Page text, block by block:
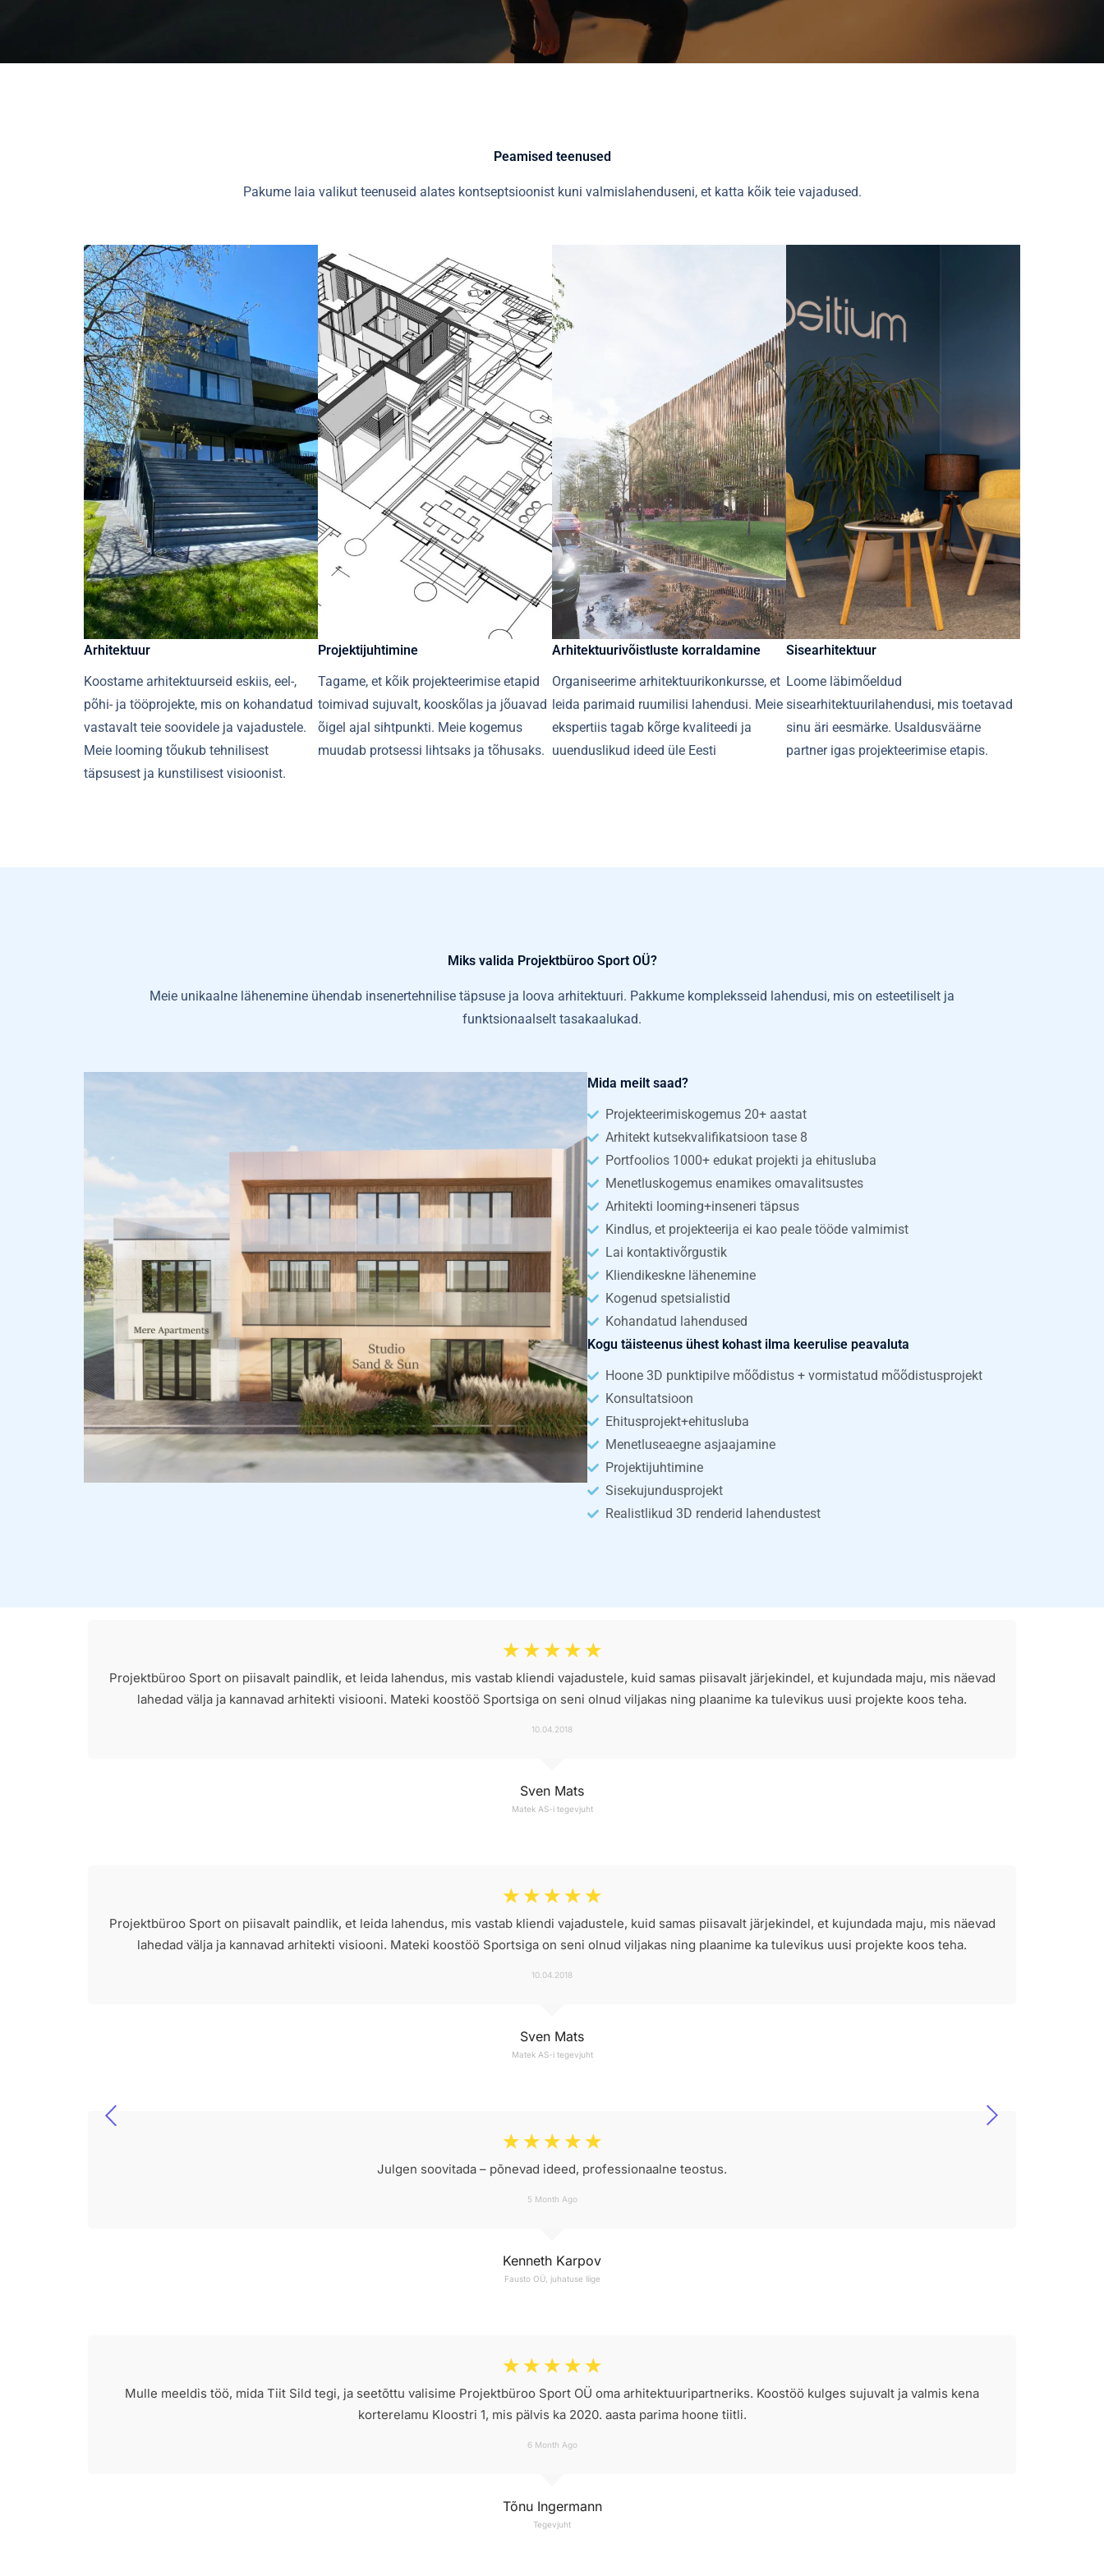
Peamised teenused
Pakume laia valikut teenuseid alates kontseptsioonist kuni valmislahenduseni, et katta kõik teie vajadused.
Arhitektuur​​
Koostame arhitektuurseid eskiis, eel-,
põhi- ja tööprojekte, mis on kohandatud
vastavalt teie soovidele ja vajadustele.
Meie looming tõukub tehnilisest
täpsusest ja kunstilisest visioonist.
Projektijuhtimine​​
Tagame, et kõik projekteerimise etapid
toimivad sujuvalt, kooskõlas ja jõuavad
õigel ajal sihtpunkti. Meie kogemus
muudab protsessi lihtsaks ja tõhusaks.
Arhitektuurivõistluste korraldamine​
Organiseerime arhitektuurikonkursse, et
leida parimaid ruumilisi lahendusi. Meie
ekspertiis tagab kõrge kvaliteedi ja
uuenduslikud ideed üle Eesti
Sisearhitektuur
Loome läbimõeldud
sisearhitektuurilahendusi, mis toetavad
sinu äri eesmärke. Usaldusväärne
partner igas projekteerimise etapis.
Miks valida Projektbüroo Sport OÜ?
Meie unikaalne lähenemine ühendab insenertehnilise täpsuse ja loova arhitektuuri. Pakkume kompleksseid lahendusi, mis on esteetiliselt ja
funktsionaalselt tasakaalukad.
Mida meilt saad?
Projekteerimiskogemus 20+ aastat
Arhitekt kutsekvalifikatsioon tase 8
Portfoolios 1000+ edukat projekti ja ehitusluba
Menetluskogemus enamikes omavalitsustes
Arhitekti looming+inseneri täpsus
Kindlus, et projekteerija ei kao peale tööde valmimist
Lai kontaktivõrgustik
Kliendikeskne lähenemine
Kogenud spetsialistid
Kohandatud lahendused
Kogu täisteenus ühest kohast ilma keerulise peavaluta
Hoone 3D punktipilve mõõdistus + vormistatud mõõdistusprojekt
Konsultatsioon
Ehitusprojekt+ehitusluba
Menetluseaegne asjaajamine
Projektijuhtimine
Sisekujundusprojekt
Realistlikud 3D renderid lahendustest
Sven Mats
Matek AS-i tegevjuht
☆ ☆ ☆ ☆ ☆
Projektbüroo Sport on piisavalt paindlik, et leida lahendus, mis vastab kliendi vajadustele, kuid samas piisavalt järjekindel, et kujundada maju, mis näevad
lahedad välja ja kannavad arhitekti visiooni. Mateki koostöö Sportsiga on seni olnud viljakas ning plaanime ka tulevikus uusi projekte koos teha.
10.04.2018
Sven Mats
Matek AS-i tegevjuht
☆ ☆ ☆ ☆ ☆
Projektbüroo Sport on piisavalt paindlik, et leida lahendus, mis vastab kliendi vajadustele, kuid samas piisavalt järjekindel, et kujundada maju, mis näevad
lahedad välja ja kannavad arhitekti visiooni. Mateki koostöö Sportsiga on seni olnud viljakas ning plaanime ka tulevikus uusi projekte koos teha.
10.04.2018
Kenneth Karpov
Fausto OÜ, juhatuse liige
☆ ☆ ☆ ☆ ☆
Julgen soovitada – põnevad ideed, professionaalne teostus.
5 Month Ago
Tõnu Ingermann
Tegevjuht
☆ ☆ ☆ ☆ ☆
Mulle meeldis töö, mida Tiit Sild tegi, ja seetõttu valisime Projektbüroo Sport OÜ oma arhitektuuripartneriks. Koostöö kulges sujuvalt ja valmis kena
korterelamu Kloostri 1, mis pälvis ka 2020. aasta parima hoone tiitli.
6 Month Ago